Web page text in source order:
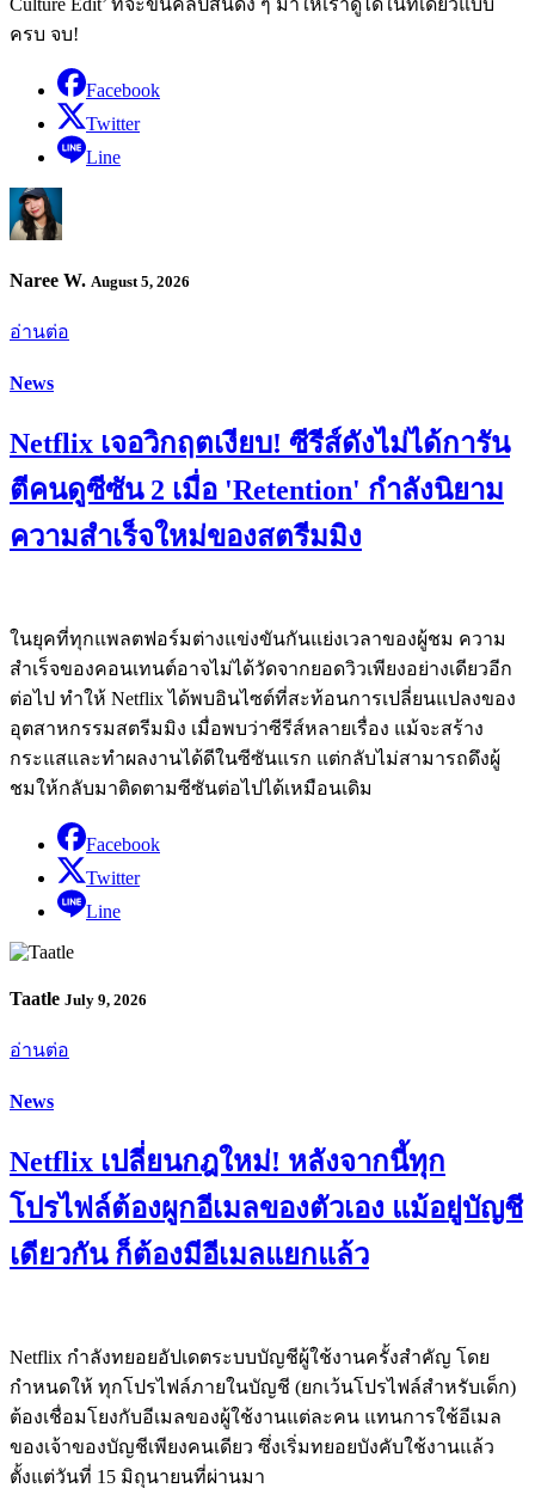
Culture Edit’ ที่จะขนคลิปสั้นดัง ๆ มาให้เราดูได้ในที่เดียวแบบ
ครบ จบ!
Facebook
Twitter
Line
Naree W. August 5, 2026
อ่านต่อ
News
Netflix เจอวิกฤตเงียบ! ซีรีส์ดังไม่ได้การัน
ตีคนดูซีซัน 2 เมื่อ 'Retention' กำลังนิยาม
ความสำเร็จใหม่ของสตรีมมิง
ในยุคที่ทุกแพลตฟอร์มต่างแข่งขันกันแย่งเวลาของผู้ชม ความ
สำเร็จของคอนเทนต์อาจไม่ได้วัดจากยอดวิวเพียงอย่างเดียวอีก
ต่อไป ทำให้ Netflix ได้พบอินไซต์ที่สะท้อนการเปลี่ยนแปลงของ
อุตสาหกรรมสตรีมมิง เมื่อพบว่าซีรีส์หลายเรื่อง แม้จะสร้าง
กระแสและทำผลงานได้ดีในซีซันแรก แต่กลับไม่สามารถดึงผู้
ชมให้กลับมาติดตามซีซันต่อไปได้เหมือนเดิม
Facebook
Twitter
Line
Taatle July 9, 2026
อ่านต่อ
News
Netflix เปลี่ยนกฎใหม่! หลังจากนี้ทุก
โปรไฟล์ต้องผูกอีเมลของตัวเอง แม้อยู่บัญชี
เดียวกัน ก็ต้องมีอีเมลแยกแล้ว
Netflix กำลังทยอยอัปเดตระบบบัญชีผู้ใช้งานครั้งสำคัญ โดย
กำหนดให้ ทุกโปรไฟล์ภายในบัญชี (ยกเว้นโปรไฟล์สำหรับเด็ก)
ต้องเชื่อมโยงกับอีเมลของผู้ใช้งานแต่ละคน แทนการใช้อีเมล
ของเจ้าของบัญชีเพียงคนเดียว ซึ่งเริ่มทยอยบังคับใช้งานแล้ว
ตั้งแต่วันที่ 15 มิถุนายนที่ผ่านมา